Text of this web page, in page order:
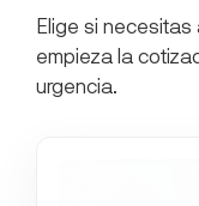
Elige si
empieza la
urgencia.